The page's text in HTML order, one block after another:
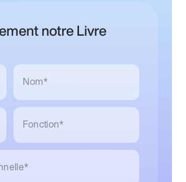
notre Livre
Nom*
Fonction*